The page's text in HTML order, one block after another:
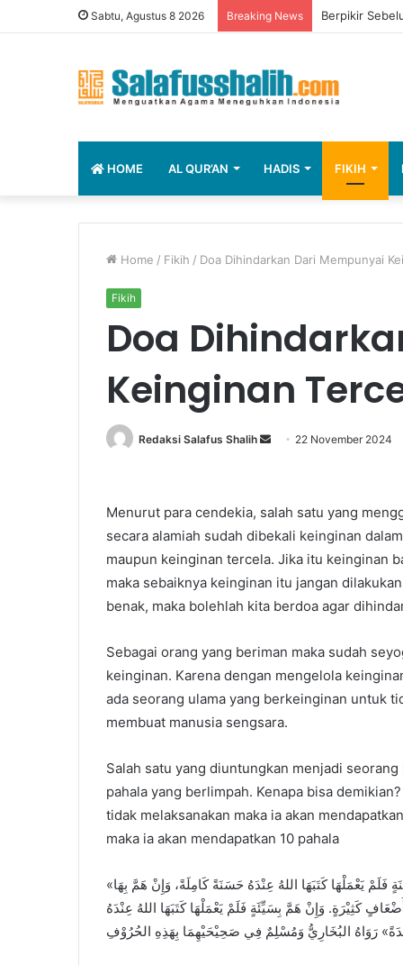
Sabtu, Agustus 8 2026 Breaking News Berpikir
HOME AL QUR’AN HADIS FIKIH
Home / Fikih / Doa Dihindarkan Dari Mempunyai
Fikih
Doa
Keinginan
Redaksi Salafus Shalih
m
a
l
22 November 2024
Menurut para cendekia, salah satu yang
secara alamiah sudah dibekali keinginan
maupun keinginan tercela. Jika itu keinginan
maka sebaiknya keinginan itu jangan
benak, maka bolehlah kita berdoa agar
Sebagai orang yang beriman maka sudah
keinginan. Karena dengan mengelola
ada seorang ulama yang berkeinginan untuk
membuat manusia sengsara.
Salah satu yang diuntungkan menjadi
pahala yang berlimpah. Kenapa bisa
tidak melaksanakan maka ia akan
maka ia akan mendapatkan 10 pahala
«إِنَّ اللهَ كَتَبَ الحَسَنَاتِ وَالسَّيئَاتِ، ثُمَّ بَيَّنَ ذَلِكَ: فَمَنْ هَمَّ بِحَسَنَةٍ فَلَمْ يَعْمَلْهَا كَتَبَهَا اللهُ عِنْدَهُ حَسَنَةً كَامِلَةً، وَإِنْ هَمَّ بِهَا
كَثِيْرَةٍ. وَإِنْ هَمَّ بِسَيِّئَةٍ فَلَمْ يَعْمَلْهَا كَتَبَهَا اللهُ عِنْدَهُ